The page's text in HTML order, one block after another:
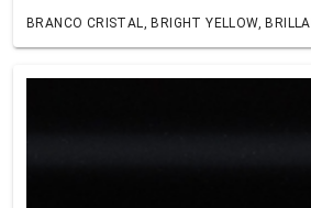
BRANCO CRISTAL, BRIGHT YELLOW,